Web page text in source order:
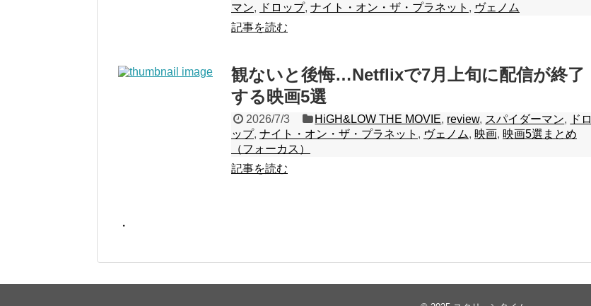
マン, ドロップ, ナイト・オン・ザ・プラネット , ヴェノム
記事を読む
観ないと後悔…Netflixで7月上旬に配信が終了
する映画5選
2026/7/3 HiGH&LOW THE MOVIE, review, スパイダーマン, ドロ
ップ, ナイト・オン・ザ・プラネット , ヴェノム, 映画, 映画5選まとめ
（フォーカス）
記事を読む
・